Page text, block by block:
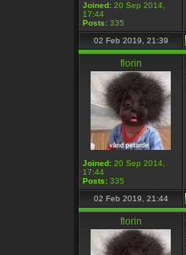
Joined: 20 Sep 2014,
17:44
Posts: 335
02 Feb 2019, 21:39
florin
Joined: 20 Sep 2014,
17:44
Posts: 335
02 Feb 2019, 21:44
florin